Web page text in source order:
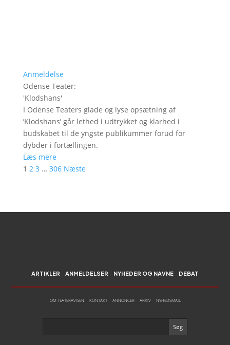
Anmeldelse
Odense Teater:
'Klodshans'
I Odense Teaters glade og lyse opsætning af
’Klodshans’ går lethed i udtrykket og klarhed i
budskabet til de yngste publikummer forud for
dybder i fortællingen.
Læs mere
1 2 3 … 306 Næste
ARTIKLER ANMELDELSER NYHEDER OG NAVNE DEBAT
OM TEATERAVISEN KONTAKT ANNONCER ARKIV NYHEDSMAIL